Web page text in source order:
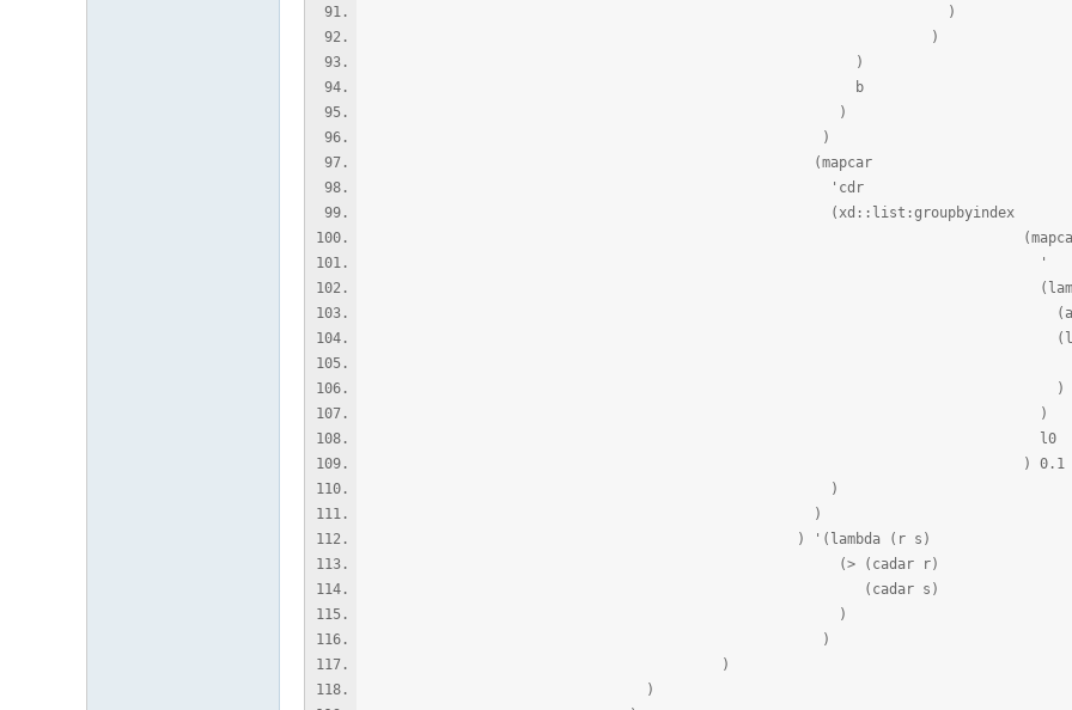
)
)
)
b
)
)
(mapcar
'cdr
(xd::list:groupbyindex
'
)
)
l0
) 0.1
)
)
) '(lambda (r s)
(> (cadar r)
(cadar s)
)
)
)
)